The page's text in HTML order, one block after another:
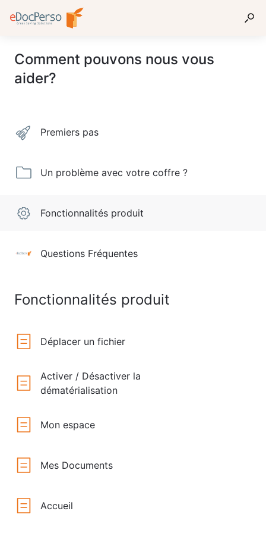
Comment pouvons nous vous
aider?
Premiers pas
Un problème avec votre coffre ?
Fonctionnalités produit
Questions Fréquentes
Fonctionnalités produit
Déplacer un fichier
Activer / Désactiver la
dématérialisation
Mon espace
Mes Documents
Accueil